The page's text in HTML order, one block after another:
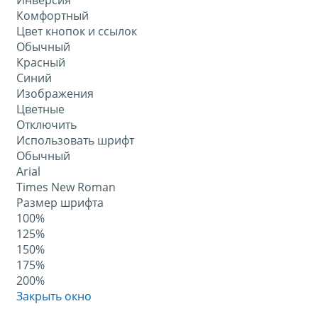
Комфортный
Цвет кнопок и ссылок
Обычный
Красный
Синий
Изображения
Цветные
Отключить
Использовать шрифт
Обычный
Arial
Times New Roman
Размер шрифта
100%
125%
150%
175%
200%
Закрыть окно